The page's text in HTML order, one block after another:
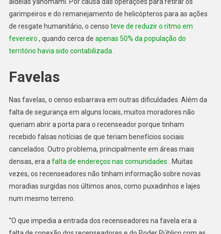
aldeias yanomami. Por causa das operações para retirar os
garimpeiros e do remanejamento de helicópteros para as ações
de resgate humanitário, o censo teve de reduzir o ritmo em
fevereiro , quando cerca de apenas 50% da população do
território havia sido contabilizada.
Favelas
Nas favelas, o censo esbarrava em outras dificuldades. Além da
falta de segurança em alguns locais, muitos moradores não
queriam abrir a porta para o recenseador porque tinham
recebido falsas notícias de que teriam benefícios sociais
cancelados. Outro problema, principalmente em áreas mais
densas, era afalta de endereços nas comunidades . Muitas
vezes, os recenseadores não tinham informação sobre novas
moradias surgidas nos últimos anos, como puxadinhos e lajes
num mesmo terreno.
“O que impedia a entrada dos recenseadores na favela era a